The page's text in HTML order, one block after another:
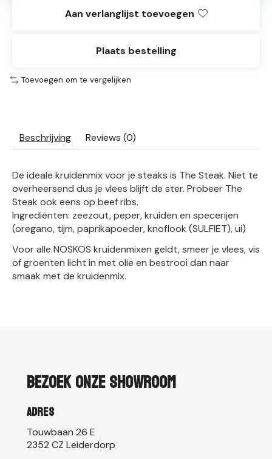
Aan verlanglijst toevoegen
Plaats bestelling
Toevoegen om te vergelijken
Beschrijving Reviews (0)
De ideale kruidenmix voor je steaks is The Steak. Niet te
overheersend dus je vlees blijft de ster. Probeer The
Steak ook eens op beef ribs.
Ingrediënten: zeezout, peper, kruiden en specerijen
(oregano, tijm, paprikapoeder, knoflook (SULFIET), ui)
Voor alle NOSKOS kruidenmixen geldt, smeer je vlees, vis
of groenten licht in met olie en bestrooi dan naar
smaak met de kruidenmix.
Bezoek onze showroom
Adres
Touwbaan 26 E
2352 CZ Leiderdorp